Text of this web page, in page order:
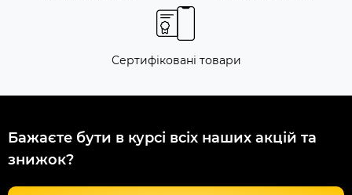
Сертифіковані товари
Бажаєте бути в курсі всіх наших акцій та
знижок?